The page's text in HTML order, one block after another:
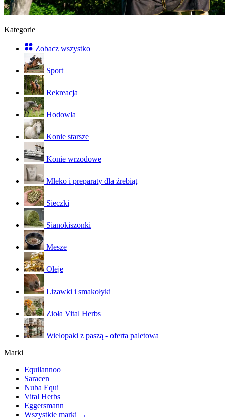
Kategorie
Zobacz wszystko
Sport
Rekreacja
Hodowla
Konie starsze
Konie wrzodowe
Mleko i preparaty dla źrebiąt
Sieczki
Sianokiszonki
Mesze
Oleje
Lizawki i smakołyki
Zioła Vital Herbs
Wielopaki z paszą - oferta paletowa
Marki
Equilannoo
Saracen
Nuba Equi
Vital Herbs
Eggersmann
Wszystkie marki →